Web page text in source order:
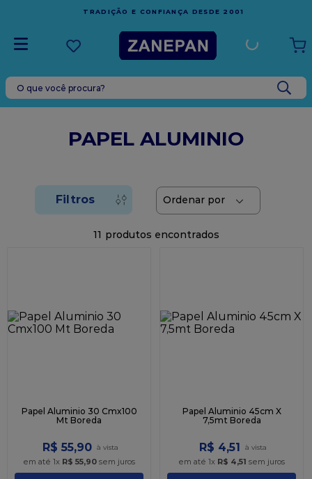
FRETE GRÁTIS
ESPÍRITO SANTO
O que você procura?
PAPEL ALUMINIO
11
Papel Aluminio 30 Cmx100
Mt Boreda
R$ 55,90
em até 1x R$ 55,90 sem juros
Papel Aluminio 45cm X
7,5mt Boreda
R$ 4,51
em até 1x R$ 4,51 sem juros
TERMOS MAIS BUSCADOS
vela
bala
9º
caixa kraft